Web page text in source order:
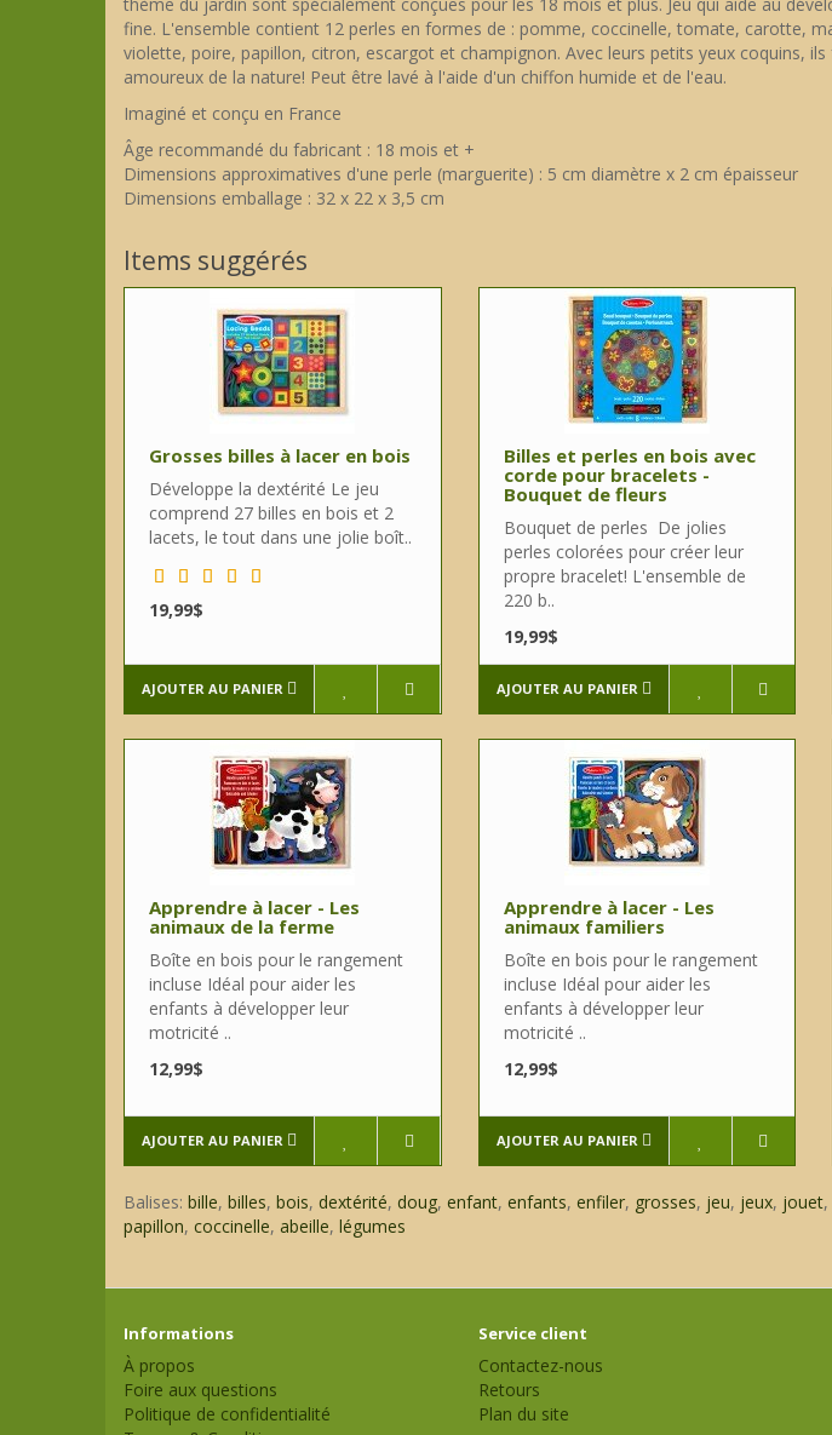
thème du jardin sont spécialement conçues pour les 18 mois et plus. Jeu qui aide au
fine. L'ensemble contient 12 perles en formes de : pomme, coccinelle, tomate, carotte,
violette, poire, papillon, citron, escargot et champignon. Avec leurs petits yeux coquins,
amoureux de la nature! Peut être lavé à l'aide d'un chiffon humide et de l'eau.
Imaginé et conçu en France
Âge recommandé du fabricant : 18 mois et +
Dimensions approximatives d'une perle (marguerite) : 5 cm diamètre x 2 cm épaisseur
Dimensions emballage : 32 x 22 x 3,5 cm
Items suggérés
Grosses billes à lacer en bois
Développe la dextérité Le jeu
comprend 27 billes en bois et 2
lacets, le tout dans une jolie boît..
19,99$
AJOUTER AU PANIER
Billes et perles en bois avec
corde pour bracelets -
Bouquet de fleurs
Bouquet de perles De jolies
perles colorées pour créer leur
propre bracelet! L'ensemble de
220 b..
19,99$
AJOUTER AU PANIER
Apprendre à lacer - Les
animaux de la ferme
Boîte en bois pour le rangement
incluse Idéal pour aider les
enfants à développer leur
motricité ..
12,99$
AJOUTER AU PANIER
Apprendre à lacer - Les
animaux familiers
Boîte en bois pour le rangement
incluse Idéal pour aider les
enfants à développer leur
motricité ..
12,99$
AJOUTER AU PANIER
Balises: bille, billes, bois, dextérité, doug, enfant, enfants, enfiler, grosses, jeu, jeux, jouet,
papillon, coccinelle, abeille, légumes
Informations
À propos
Foire aux questions
Politique de confidentialité
Service client
Contactez-nous
Retours
Plan du site